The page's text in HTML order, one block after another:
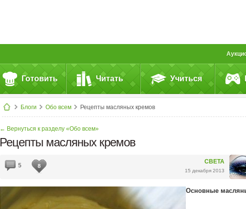
Готовить Читать Учиться
Блоги Обо всем Рецепты масляных кремов
← Вернуться к разделу «Обо всем»
Рецепты масляных кремов
СВЕТА
15 декабря 2013
5 8
Основные